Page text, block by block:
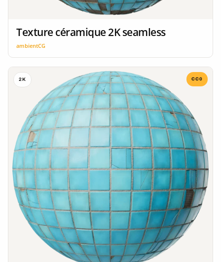
Texture céramique 2K seamless
ambientCG
2K CC0